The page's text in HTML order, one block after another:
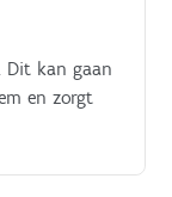
Dit kan gaan
en zorgt